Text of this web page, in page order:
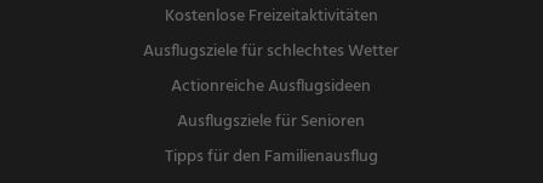
Kostenlose Freizeitaktivitäten
Ausflugsziele für schlechtes Wetter
Actionreiche Ausflugsideen
Ausflugsziele für Senioren
Tipps für den Familienausflug